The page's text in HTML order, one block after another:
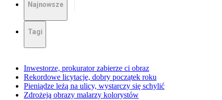
Najnowsze
Tagi
Inwestorze, prokurator zabierze ci obraz
Rekordowe licytacje, dobry początek roku
Pieniądze leżą na ulicy, wystarczy się schylić
Zdrożeją obrazy malarzy kolorystów